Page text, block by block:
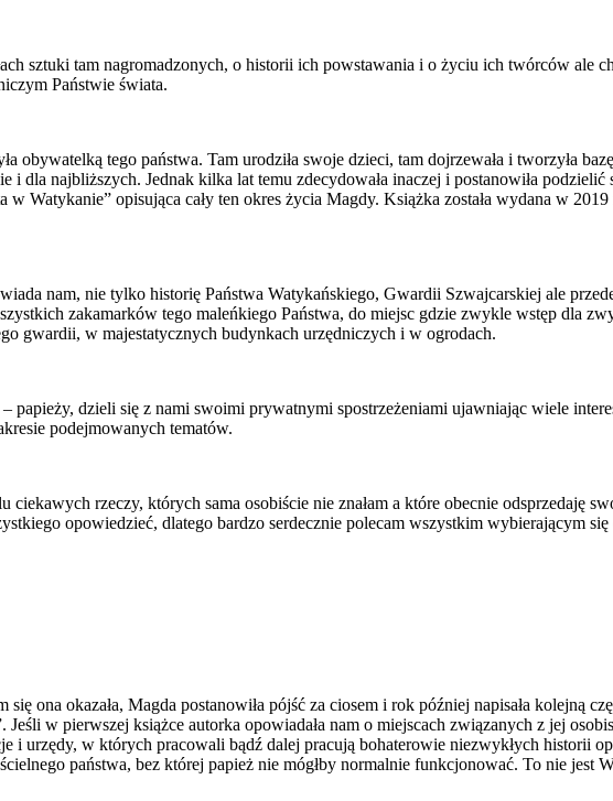
sztuki tam nagromadzonych, o historii ich powstawania i o życiu ich twórców ale
Państwie świata.
tego państwa. Tam urodziła swoje dzieci, tam dojrzewała i tworzyła
dla najbliższych. Jednak kilka lat temu zdecydowała inaczej i postanowiła
Watykanie” opisująca cały ten okres życia Magdy. Książka została wydana w
nam, nie tylko historię Państwa Watykańskiego, Gwardii Szwajcarskiej ale
zakamarków tego maleńkiego Państwa, do miejsc gdzie zwykle wstęp dla
gwardii, w majestatycznych budynkach urzędniczych i w ogrodach.
dzieli się z nami swoimi prywatnymi spostrzeżeniami ujawniając wiele
podejmowanych tematów.
ciekawych rzeczy, których sama osobiście nie znałam a które obecnie odsprzedaję
opowiedzieć, dlatego bardzo serdecznie polecam wszystkim wybierającym
ona okazała, Magda postanowiła pójść za ciosem i rok później napisała kolejną
Jeśli w pierwszej książce autorka opowiadała nam o miejscach związanych z jej
i urzędy, w których pracowali bądź dalej pracują bohaterowie niezwykłych historii
państwa, bez której papież nie mógłby normalnie funkcjonować. To nie jest